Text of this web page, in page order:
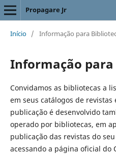
Propagare Jr
Início / Informação para
Informação
Convidamos as bibliotecas a
em seus catálogos de
publicação é desenvolvido
operado por bibliotecas, em
publicação das revistas do
acessando a página oficial do